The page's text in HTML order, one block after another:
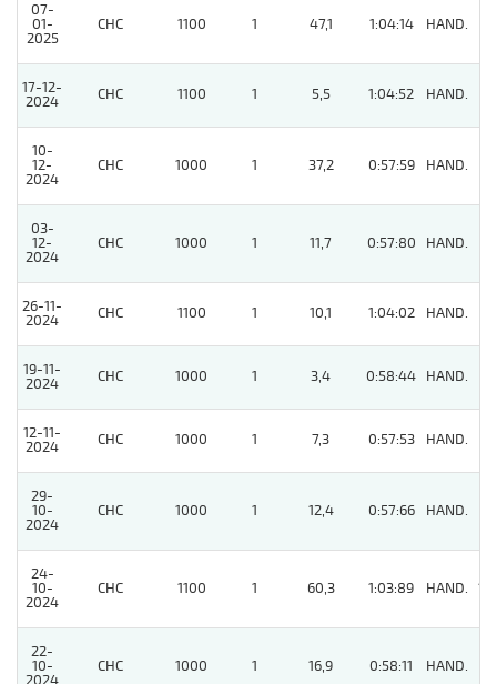
07-
01-
2025
CHC 1100 1 47,1 1:04:14 HAND.
17-12-
2024
CHC 1100 1 5,5 1:04:52 HAND.
10-
12-
2024
CHC 1000 1 37,2 0:57:59 HAND.
03-
12-
2024
CHC 1000 1 11,7 0:57:80 HAND.
26-11-
2024
CHC 1100 1 10,1 1:04:02 HAND.
19-11-
2024
CHC 1000 1 3,4 0:58:44 HAND.
12-11-
2024
CHC 1000 1 7,3 0:57:53 HAND.
29-
10-
2024
CHC 1000 1 12,4 0:57:66 HAND.
24-
10-
2024
CHC 1100 1 60,3 1:03:89 HAND. 12
22-
10-
CHC 1000 1 16,9 0:58:11 HAND.